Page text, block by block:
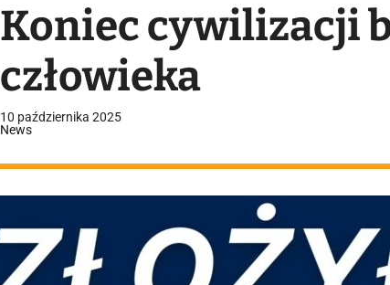
Koniec cywilizacji
człowieka
10 października 2025
News